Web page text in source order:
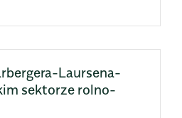
Laursena-
sektorze rolno-